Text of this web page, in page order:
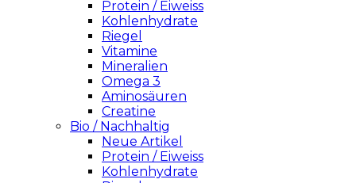
Protein / Eiweiss
Kohlenhydrate
Riegel
Vitamine
Mineralien
Omega 3
Aminosäuren
Creatine
Bio / Nachhaltig
Neue Artikel
Protein / Eiweiss
Kohlenhydrate